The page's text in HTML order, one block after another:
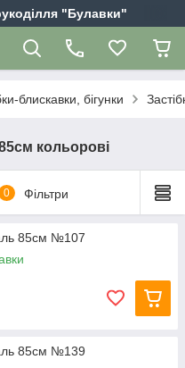
"Булавки"
блискавки, бігунки
кольорові
0 Фільтри
85см №107
85см №139